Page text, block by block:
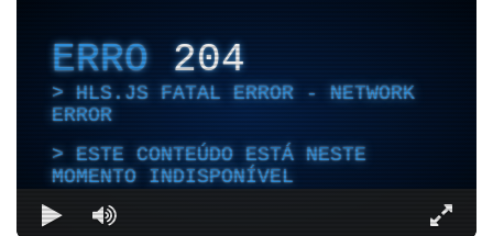
ERRO204
HLS.JS FATAL ERROR - NETWORK
ERROR
ESTE CONTEÚDO ESTÁ NESTE
MOMENTO INDISPONÍVEL